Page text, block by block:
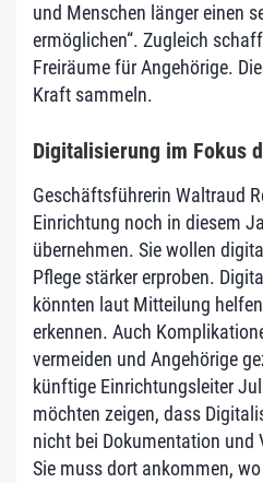
und Menschen länger einen
ermöglichen“. Zugleich
Freiräume für Angehörige.
Kraft sammeln.
Digitalisierung im Fokus
Geschäftsführerin Waltraud
Einrichtung noch in diesem
übernehmen. Sie wollen
Pflege stärker erproben.
könnten laut Mitteilung
erkennen. Auch
vermeiden und Angehörige
künftige Einrichtungsleiter
möchten zeigen, dass
nicht bei Dokumentation und
Sie muss dort ankommen,